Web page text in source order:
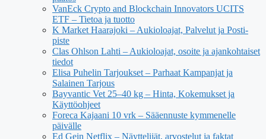
VanEck Crypto and Blockchain Innovators UCITS
ETF – Tietoa ja tuotto
K Market Haarajoki – Aukioloajat, Palvelut ja Posti-
piste
Clas Ohlson Lahti – Aukioloajat, osoite ja ajankohtaiset
tiedot
Elisa Puhelin Tarjoukset – Parhaat Kampanjat ja
Salainen Tarjous
Bayvantic Vet 25–40 kg – Hinta, Kokemukset ja
Käyttöohjeet
Foreca Kajaani 10 vrk – Sääennuste kymmenelle
päivälle
Ed Gein Netflix – Näyttelijät, arvostelut ja faktat